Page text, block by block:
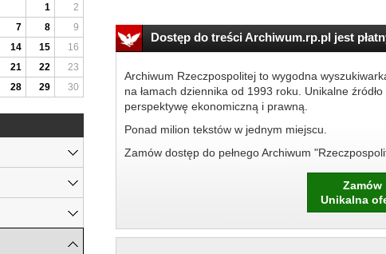
Dostęp do treści Archiwum.rp.pl jest
Archiwum Rzeczpospolitej to wygodna
na łamach dziennika od 1993 roku. Unikalne
perspektywę ekonomiczną i prawną.
Ponad milion tekstów w jednym miejscu.
Zamów dostęp do pełnego Archiwum
Zamów
Unikalna
1
2
7 8
9
14 15
16
21 22
23
28 29 30